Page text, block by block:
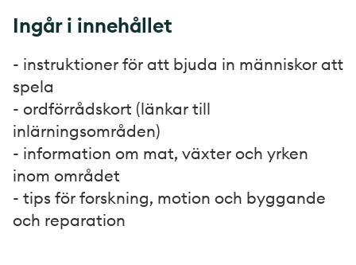
Ingår i innehållet
- instruktioner för att bjuda in människor att
spela
- ordförrådskort (länkar till
inlärningsområden)
- information om mat, växter och yrken
inom området
- tips för forskning, motion och byggande
och reparation